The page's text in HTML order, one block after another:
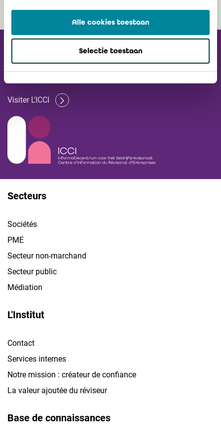
Alle cookies toestaan
Selectie toestaan
Recevez notre
Newsletter
Visiter L'ICCI
Secteurs
Sociétés
PME
Secteur non-marchand
Secteur public
Médiation
L'Institut
Contact
Services internes
Notre mission : créateur de confiance
La valeur ajoutée du réviseur
Base de connaissances